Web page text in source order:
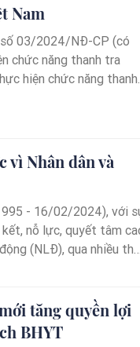
trung triển khai công
độ nhanh nhất, kịp
Nam
số 03/2024/NĐ-CP (có
chức năng thanh tra
hiện chức năng thanh
mưu, giúp việc cho
thành viên chính thức
vì Nhân dân và
- 16/02/2024), với
nỗ lực, quyết tâm
(NLĐ), qua nhiều thế
đảm ổn định chính trị
tăng quyền lợi
BHYT